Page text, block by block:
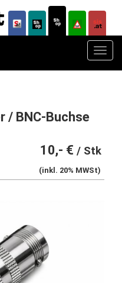
/ BNC-Buchse
10,- € / Stk
(inkl. 20% MWSt)